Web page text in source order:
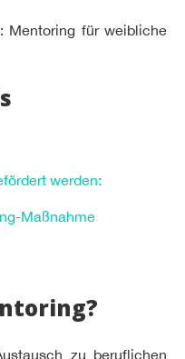
Mentoring für weibliche
werden:
Maßnahme
zu beruflichen